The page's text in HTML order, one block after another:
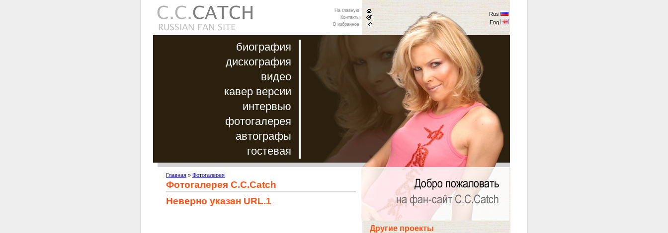
биография
дискография
видео
кавер версии
интервью
фотогалерея
автографы
гостевая
На главную
Контакты
В избранное
Rus
Eng
Главная » Фотогалерея
Фотогалерея C.C.Catch
Неверно указан URL.1
Другие проекты